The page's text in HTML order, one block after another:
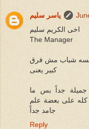
ياسر سليم
اخى الكريم سليم
The Manager
لسه شباب مش فرق
كبير يعنى
جداً بس ما
على بعضة علم
جامد جداً
Reply